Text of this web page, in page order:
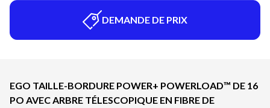
DEMANDE DE PRIX
EGO TAILLE-BORDURE POWER+ POWERLOAD™ DE 16
PO AVEC ARBRE TÉLESCOPIQUE EN FIBRE DE